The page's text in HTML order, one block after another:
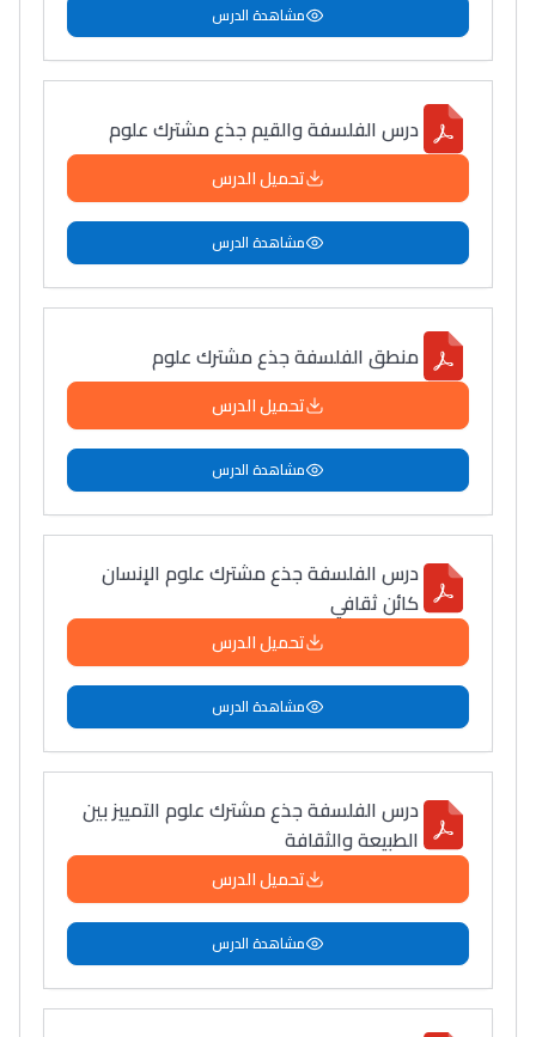
مشاهدة الدرس
درس الفلسفة والقيم جذع مشترك علوم
تحميل الدرس
مشاهدة الدرس
منطق الفلسفة جذع مشترك علوم
تحميل الدرس
مشاهدة الدرس
درس الفلسفة جذع مشترك علوم الإنسان
كائن ثقافي
تحميل الدرس
مشاهدة الدرس
درس الفلسفة جذع مشترك علوم التمييز بين
الطبيعة والثقافة
تحميل الدرس
مشاهدة الدرس